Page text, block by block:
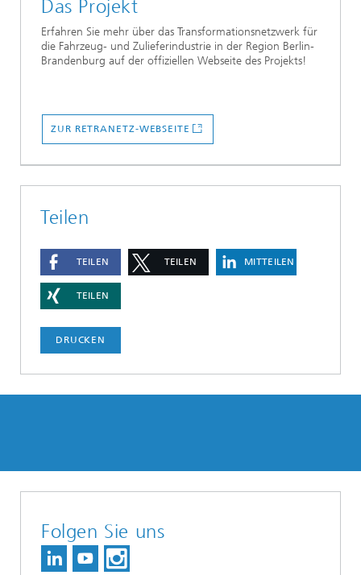
Das Projekt
Erfahren Sie mehr über das Transformationsnetzwerk für
die Fahrzeug- und Zulieferindustrie in der Region Berlin-
Brandenburg auf der offiziellen Webseite des Projekts!
ZUR RETRANETZ-WEBSEITE
Teilen
TEILEN TEILEN MITTEILEN
TEILEN
DRUCKEN
Folgen Sie uns